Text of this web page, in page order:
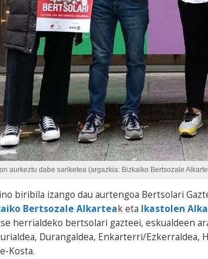
aurkeztu dabe sariketea (argazkia: Bizkaiko Bertsozale
biribila izango dau aurtengoa Bertsolari
Bertsozale Alkarteak eta Ikastolen
herrialdeko bertsolari gazteei, eskualdeen
Durangaldea, Enkarterri/Ezkerraldea,
Kosta.